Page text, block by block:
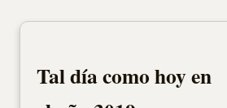
Tal día como hoy en